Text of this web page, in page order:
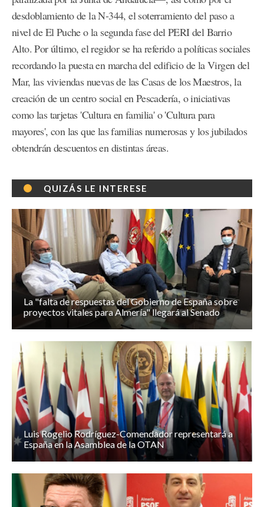
desdoblamiento de la N-344, el soterramiento del paso a
nivel de El Puche o la segunda fase del PERI del Barrio
Alto. Por último, el regidor se ha referido a políticas sociales
recordando la puesta en marcha del edificio de la Virgen del
Mar, las viviendas nuevas de las Casas de los Maestros, la
creación de un centro social en Pescadería, o iniciativas
como las tarjetas 'Cultura en familia' o 'Cultura para
mayores', con las que las familias numerosas y los jubilados
obtendrán descuentos en distintas áreas.
QUIZÁS LE INTERESE
La "falta de respuestas del Gobierno de España sobre
proyectos vitales para Almería" llegará al Senado
Luis Rogelio Rodríguez-Comendador representará a
España en la Asamblea de la OTAN